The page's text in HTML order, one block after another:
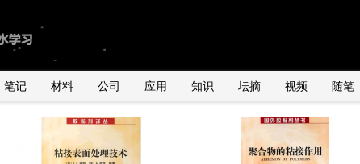
笔记 材料 公司 应用 知识 坛摘 视频 随笔